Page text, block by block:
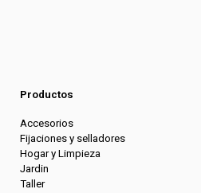
Productos
Accesorios
Fijaciones y selladores
Hogar y Limpieza
Jardin
Taller